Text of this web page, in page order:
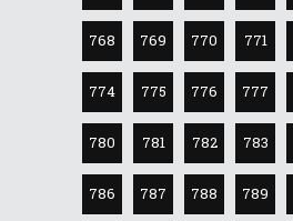
768 769 770 771
774 775 776 777
780 781 782 783
786 787 788 789